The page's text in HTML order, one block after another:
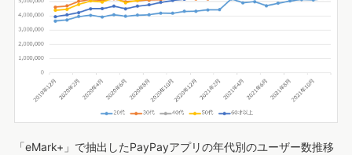
「eMark+」で抽出したPayPayアプリの年代別のユーザー数推移